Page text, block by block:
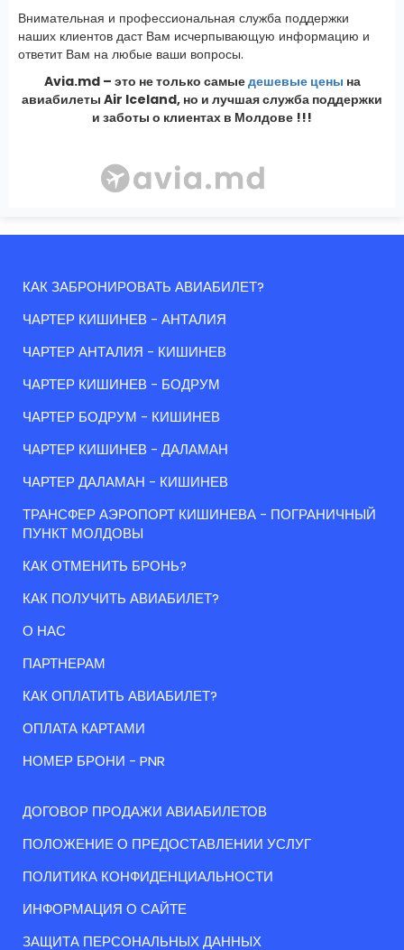
Внимательная и профессиональная служба поддержки
наших клиентов даст Вам исчерпывающую информацию и
ответит Вам на любые ваши вопросы.
Avia.md – это не только самыедешевые цены на
авиабилеты Air Iceland, но и лучшая служба поддержки
и заботы о клиентах в Молдове !!!
КАК ЗАБРОНИРОВАТЬ АВИАБИЛЕТ?
ЧАРТЕР КИШИНЕВ - АНТАЛИЯ
ЧАРТЕР АНТАЛИЯ - КИШИНЕВ
ЧАРТЕР КИШИНЕВ - БОДРУМ
ЧАРТЕР БОДРУМ - КИШИНЕВ
ЧАРТЕР КИШИНЕВ - ДАЛАМАН
ЧАРТЕР ДАЛАМАН - КИШИНЕВ
ТРАНСФЕР АЭРОПОРТ КИШИНЕВА - ПОГРАНИЧНЫЙ
ПУНКТ МОЛДОВЫ
КАК ОТМЕНИТЬ БРОНЬ?
КАК ПОЛУЧИТЬ АВИАБИЛЕТ?
О НАС
ПАРТНЕРАМ
КАК ОПЛАТИТЬ АВИАБИЛЕТ?
ОПЛАТА КАРТАМИ
НОМЕР БРОНИ - PNR
ДОГОВОР ПРОДАЖИ АВИАБИЛЕТОВ
ПОЛОЖЕНИЕ О ПРЕДОСТАВЛЕНИИ УСЛУГ
ПОЛИТИКА КОНФИДЕНЦИАЛЬНОСТИ
ИНФОРМАЦИЯ О САЙТЕ
ЗАЩИТА ПЕРСОНАЛЬНЫХ ДАННЫХ